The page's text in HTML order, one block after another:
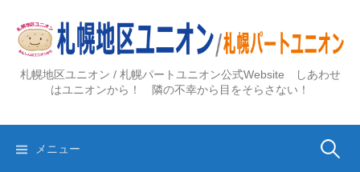
ス
札幌地区ユニオン / 札幌パートユニオン公式Website しあわせ
はユニオンから！ 隣の不幸から目をそらさない！
メニュー 検